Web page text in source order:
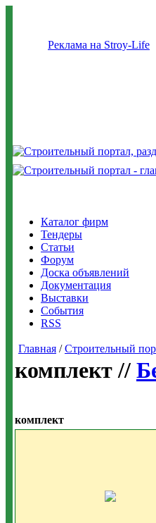
Реклама на Stroy-Life
Каталог фирм
Тендеры
Статьи
Форум
Доска объявлений
Документация
Выставки
События
RSS
Главная /Строительный
комплект //
комплект